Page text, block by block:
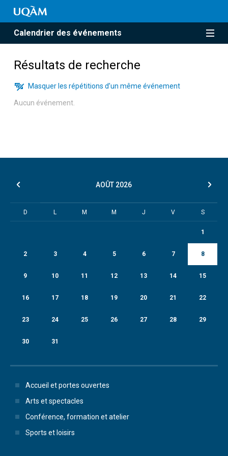
Calendrier des événements
Résultats de recherche
Masquer les répétitions d’un même événement
Aucun événement.
AOÛT 2026
D L M M J V S
1
2 3 4 5 6 7 8
9 10 11 12 13 14 15
16 17 18 19 20 21 22
23 24 25 26 27 28 29
30 31
Accueil et portes ouvertes
Arts et spectacles
Conférence, formation et atelier
Sports et loisirs